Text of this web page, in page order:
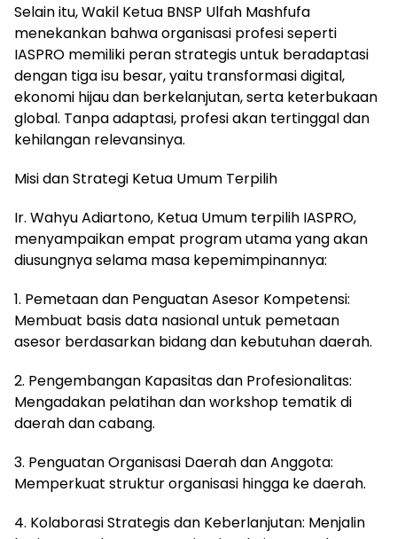
Selain itu, Wakil Ketua BNSP Ulfah Mashfufa
menekankan bahwa organisasi profesi seperti
IASPRO memiliki peran strategis untuk beradaptasi
dengan tiga isu besar, yaitu transformasi digital,
ekonomi hijau dan berkelanjutan, serta keterbukaan
global. Tanpa adaptasi, profesi akan tertinggal dan
kehilangan relevansinya.
Misi dan Strategi Ketua Umum Terpilih
Ir. Wahyu Adiartono, Ketua Umum terpilih IASPRO,
menyampaikan empat program utama yang akan
diusungnya selama masa kepemimpinannya:
1. Pemetaan dan Penguatan Asesor Kompetensi:
Membuat basis data nasional untuk pemetaan
asesor berdasarkan bidang dan kebutuhan daerah.
2. Pengembangan Kapasitas dan Profesionalitas:
Mengadakan pelatihan dan workshop tematik di
daerah dan cabang.
3. Penguatan Organisasi Daerah dan Anggota:
Memperkuat struktur organisasi hingga ke daerah.
4. Kolaborasi Strategis dan Keberlanjutan: Menjalin